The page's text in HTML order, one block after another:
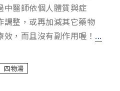
中醫師依個人體質與症
調整，或再加減其它藥物
，而且沒有副作用喔！ ...
四物湯